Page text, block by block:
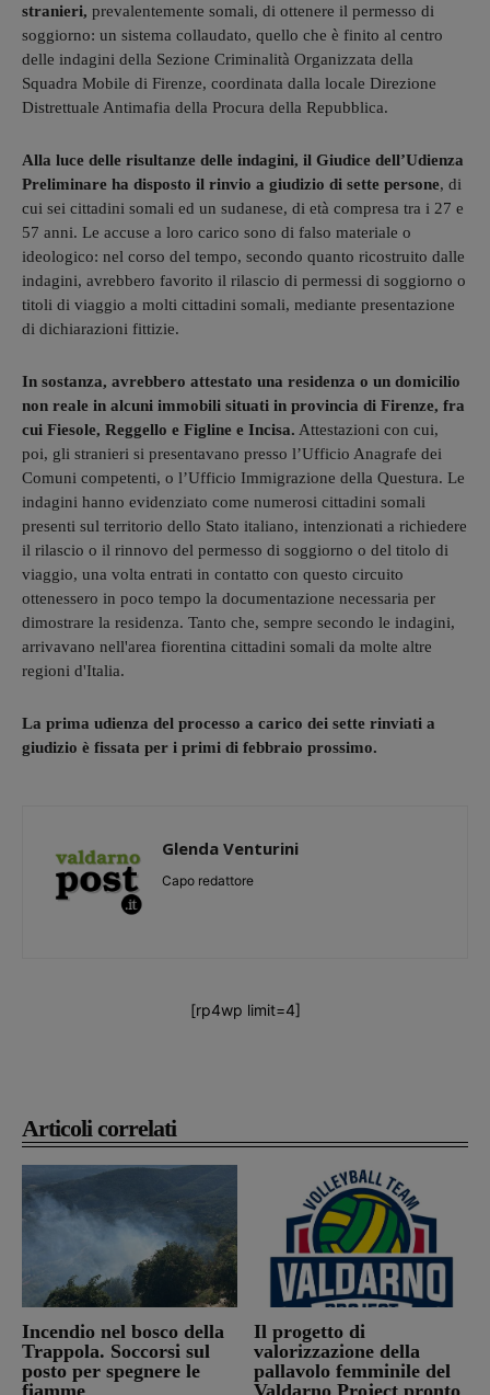
Articoli correlati
Incendio nel bosco della
Trappola. Soccorsi sul
posto per spegnere le
fiamme
Il progetto di
valorizzazione della
pallavolo femminile del
Valdarno Project pronto
stranieri, prevalentemente somali, di ottenere il permesso di
soggiorno: un sistema collaudato, quello che è finito al centro
delle indagini della Sezione Criminalità Organizzata della
Squadra Mobile di Firenze, coordinata dalla locale Direzione
Distrettuale Antimafia della Procura della Repubblica.
Alla luce delle risultanze delle indagini, il Giudice dell’Udienza
Preliminare ha disposto il rinvio a giudizio di sette persone, di
cui sei cittadini somali ed un sudanese, di età compresa tra i 27 e
57 anni. Le accuse a loro carico sono di falso materiale o
ideologico: nel corso del tempo, secondo quanto ricostruito dalle
indagini, avrebbero favorito il rilascio di permessi di soggiorno o
titoli di viaggio a molti cittadini somali, mediante presentazione
di dichiarazioni fittizie.
In sostanza, avrebbero attestato una residenza o un domicilio
non reale in alcuni immobili situati in provincia di Firenze, fra
cui Fiesole, Reggello e Figline e Incisa. Attestazioni con cui,
poi, gli stranieri si presentavano presso l’Ufficio Anagrafe dei
Comuni competenti, o l’Ufficio Immigrazione della Questura. Le
indagini hanno evidenziato come numerosi cittadini somali
presenti sul territorio dello Stato italiano, intenzionati a richiedere
il rilascio o il rinnovo del permesso di soggiorno o del titolo di
viaggio, una volta entrati in contatto con questo circuito
ottenessero in poco tempo la documentazione necessaria per
dimostrare la residenza. Tanto che, sempre secondo le indagini,
arrivavano nell'area fiorentina cittadini somali da molte altre
regioni d'Italia.
La prima udienza del processo a carico dei sette rinviati a
giudizio è fissata per i primi di febbraio prossimo.
Glenda Venturini
Capo redattore
[rp4wp limit=4]